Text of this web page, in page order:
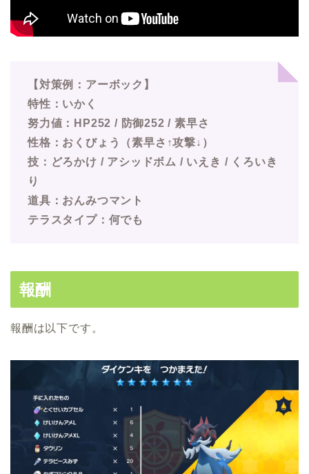
【対策例：アーボック】
特性：いかく
努力値：HP252 / 防御252 / 素早さ
性格：おくびょう（素早さ↑攻撃↓）
技：どろかけ / アシッドボム / いえき / くろいき
り
道具：おんみつマント
テラスタイプ：何でも
報酬
報酬は以下です。